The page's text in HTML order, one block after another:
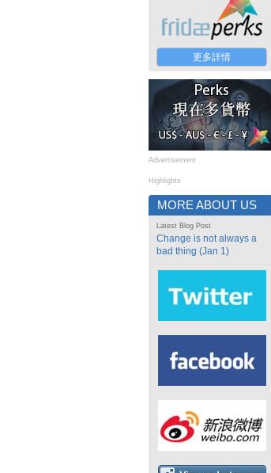
更多詳情
Advertisement
Highlights
MORE ABOUT US
Latest Blog Post
Change is not always a
bad thing (Jan 1)